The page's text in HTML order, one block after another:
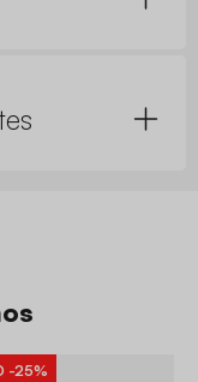
-25%